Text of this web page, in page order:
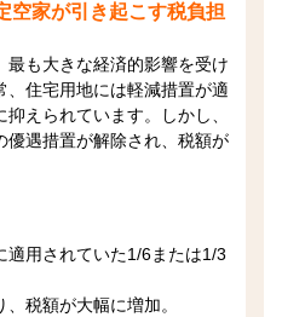
空家が引き起こす税負担
も大きな経済的影響を受け
、住宅用地には軽減措置が適
えられています。しかし、
優遇措置が解除され、税額が
適用されていた1/6または1/3
、税額が大幅に増加。